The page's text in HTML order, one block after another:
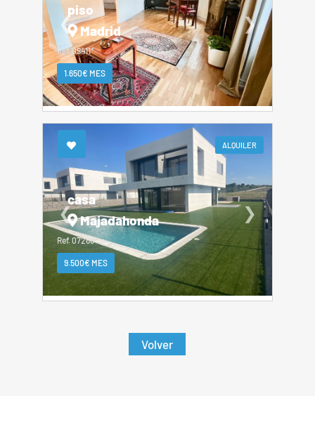
piso
Madrid
Ref. 09411*
1.650€ MES
❮ ❯
ALQUILER
casa
Majadahonda
Ref. 07266
9.500€ MES
❮ ❯
Volver